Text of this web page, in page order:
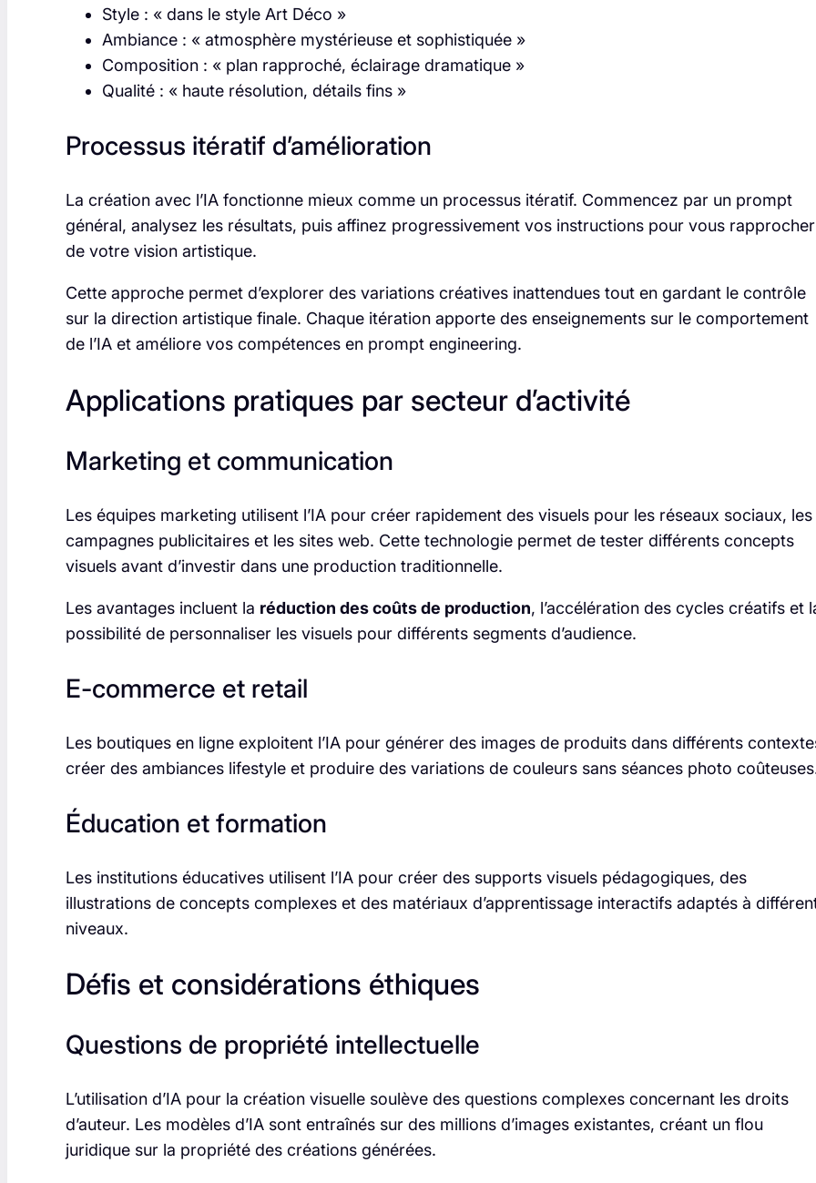
Style : « dans le style Art Déco »
Ambiance : « atmosphère mystérieuse et sophistiquée »
Composition : « plan rapproché, éclairage dramatique »
Qualité : « haute résolution, détails fins »
Processus itératif d’amélioration
La création avec l’IA fonctionne mieux comme un processus itératif. Commencez par un prompt
général, analysez les résultats, puis affinez progressivement vos instructions pour vous rapprocher
de votre vision artistique.
Cette approche permet d’explorer des variations créatives inattendues tout en gardant le contrôle
sur la direction artistique finale. Chaque itération apporte des enseignements sur le comportement
de l’IA et améliore vos compétences en prompt engineering.
Applications pratiques par secteur d’activité
Marketing et communication
Les équipes marketing utilisent l’IA pour créer rapidement des visuels pour les réseaux sociaux, les
campagnes publicitaires et les sites web. Cette technologie permet de tester différents concepts
visuels avant d’investir dans une production traditionnelle.
Les avantages incluent la réduction des coûts de production, l’accélération des cycles créatifs et
possibilité de personnaliser les visuels pour différents segments d’audience.
E-commerce et retail
Les boutiques en ligne exploitent l’IA pour générer des images de produits dans différents
créer des ambiances lifestyle et produire des variations de couleurs sans séances photo
Éducation et formation
Les institutions éducatives utilisent l’IA pour créer des supports visuels pédagogiques, des
illustrations de concepts complexes et des matériaux d’apprentissage interactifs adaptés à
niveaux.
Défis et considérations éthiques
Questions de propriété intellectuelle
L’utilisation d’IA pour la création visuelle soulève des questions complexes concernant les droits
d’auteur. Les modèles d’IA sont entraînés sur des millions d’images existantes, créant un flou
juridique sur la propriété des créations générées.